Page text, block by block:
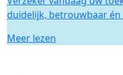
duidelijk, betrouwbaar
Meer lezen